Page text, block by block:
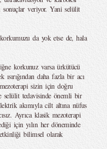
sonuçlar veriyor. Yani selülit
da yok etse de, hala
korkunuz varsa ürkütücü
daha fazla bir acı
sizin için doğru
selülit tedavisinde önemli bir
akımıyla cilt altına nüfus
Ayrıca klasik mezoterapi
için yılın her döneminde
bilimsel olarak